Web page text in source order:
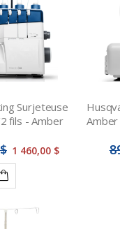
Surjeteuse
fils - Amber
1 460,00 $
au
Amber